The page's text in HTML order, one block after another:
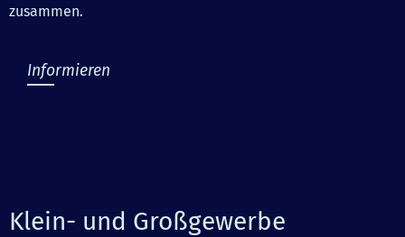
zusammen.
Informieren
Klein- und Großgewerbe